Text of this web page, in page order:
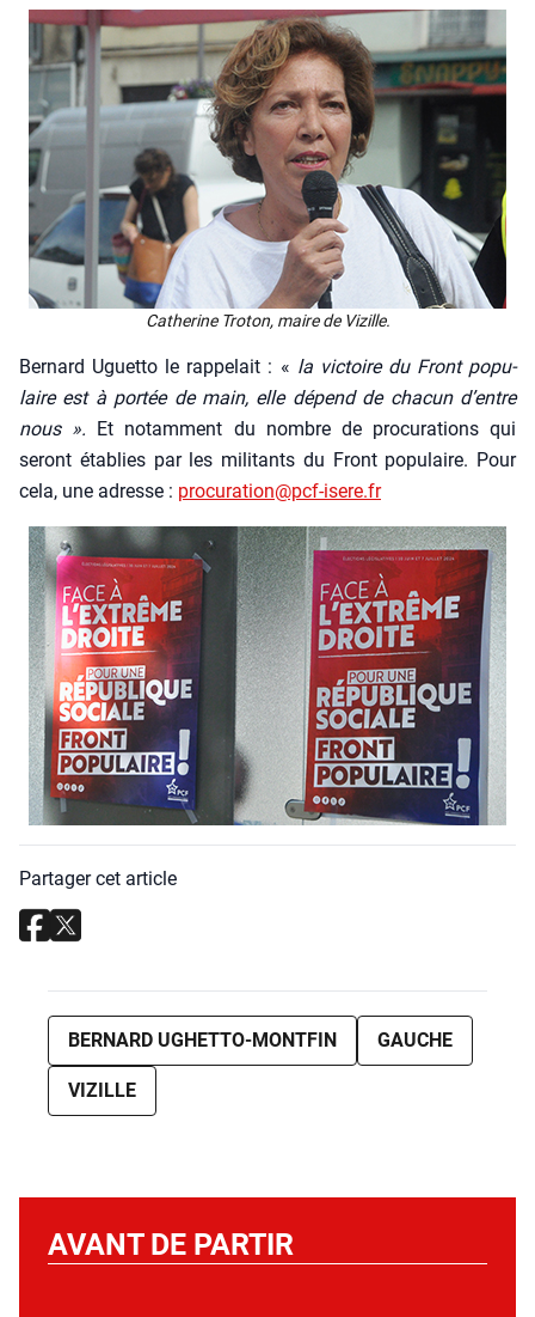
Cathe­rine Tro­ton, maire de Vizille.
Ber­nard Uguet­to le rap­pe­lait : « la vic­toire du Front popu­
laire est à por­tée de main, elle dépend de cha­cun d’entre
nous ». Et notam­ment du nombre de pro­cu­ra­tions qui
seront éta­blies par les mili­tants du Front popu­laire. Pour
cela, une adresse : procuration@pcf-isere.fr
Partager cet article
BERNARD UGHETTO-MONTFIN GAUCHE
VIZILLE
AVANT DE PARTIR